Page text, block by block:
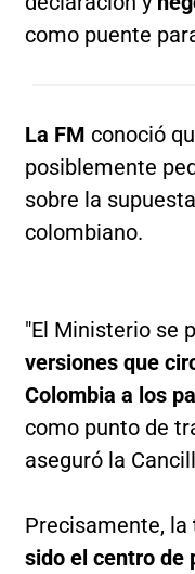
como puente
La FM conoció
posiblemente
sobre la
colombiano.
"El Ministerio se
versiones que
Colombia a los
como punto de
aseguró la
Precisamente, la
sido el centro de